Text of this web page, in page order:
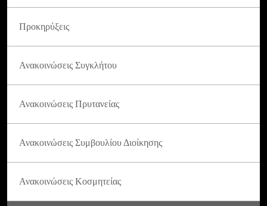
Προκηρύξεις
Ανακοινώσεις Συγκλήτου
Ανακοινώσεις Πρυτανείας
Ανακοινώσεις Συμβουλίου Διοίκησης
Ανακοινώσεις Κοσμητείας